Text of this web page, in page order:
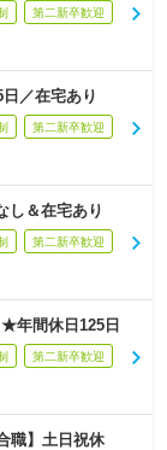
第二新卒歓迎
／在宅あり
第二新卒歓迎
＆在宅あり
第二新卒歓迎
年間休日125日
第二新卒歓迎
職】土日祝休